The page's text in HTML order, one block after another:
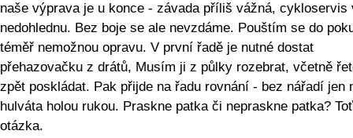
naše výprava je u konce - závada příliš vážná, cykloservis
nedohlednu. Bez boje se ale nevzdáme. Pouštím se do
téměř nemožnou opravu. V první řadě je nutné dostat
přehazovačku z drátů, Musím ji z půlky rozebrat, včetně
zpět poskládat. Pak přijde na řadu rovnání - bez nářadí jen
hulváta holou rukou. Praskne patka či nepraskne patka? Toť
otázka.